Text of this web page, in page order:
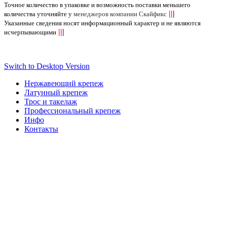
Точное количество в упаковке и возможность поставки меньшего
количества уточняйте у менеджеров компании Скайфикс |||
Указанные сведения носят информационный характер и не являются
исчерпывающими |||
Switch to Desktop Version
Нержавеющий крепеж
Латунный крепеж
Трос и такелаж
Профессиональный крепеж
Инфо
Контакты